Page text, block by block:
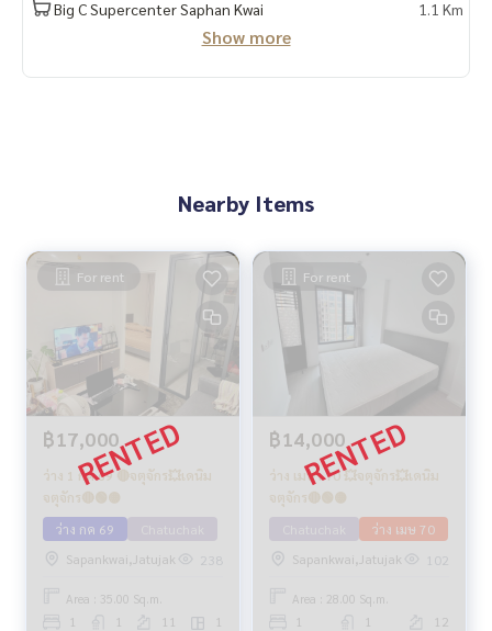
Big C Supercenter Saphan Kwai 1.1 Km
Show more
Nearby Items
For rent
฿17,000
ว่าง 1 กค 69 🔴จตุจักร💥เดนิม
จตุจักร🔴🟢🟡
ว่าง กค 69
Sapankwai,Jatujak
238
Area : 35.00 Sq.m.
1 1 11 1
For rent
฿14,000
ว่าง เมษา 70 💥จตุจักร💥เดนิม
จตุจักร🔴🟢🟡
ว่าง เมษ 70
Sapankwai,Jatujak
102
Area : 28.00 Sq.m.
1 1 12